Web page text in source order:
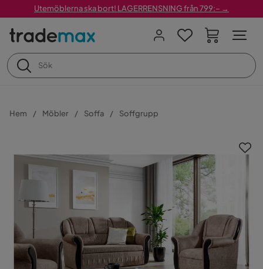
Utemöblerna ska bort! LAGERRENSNING från 799:– →
Hem Möbler Soffa Soffgrupp